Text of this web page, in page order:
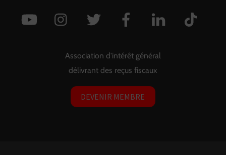
YouTube Instagram Twitter Facebook LinkedIn
Association d'intérêt général
délivrant des reçus fiscaux
DEVENIR MEMBRE